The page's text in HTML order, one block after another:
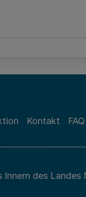
Kontakt FAQ
des Landes